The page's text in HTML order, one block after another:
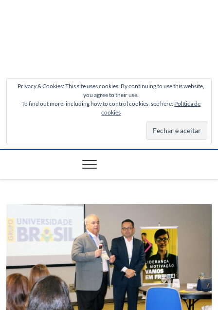
Privacy & Cookies: This site uses cookies. By continuing to use this website,
you agree to their use.
To find out more, including how to control cookies, see here: Política de
cookies